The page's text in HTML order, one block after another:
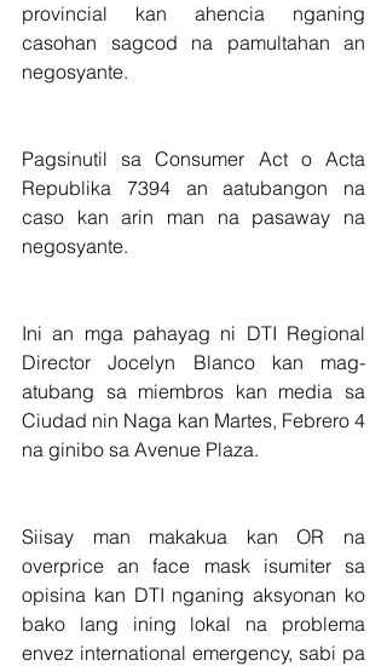
provincial kan ahencia nganing
casohan sagcod na pamultahan an
negosyante.
Pagsinutil sa Consumer Act o Acta
Republika 7394 an aatubangon na
caso kan arin man na pasaway na
negosyante.
Ini an mga pahayag ni DTI Regional
Director Jocelyn Blanco kan mag-
atubang sa miembros kan media sa
Ciudad nin Naga kan Martes, Febrero 4
na ginibo sa Avenue Plaza.
Siisay man makakua kan OR na
overprice an face mask isumiter sa
opisina kan DTI nganing aksyonan ko
bako lang ining lokal na problema
envez international emergency, sabi pa